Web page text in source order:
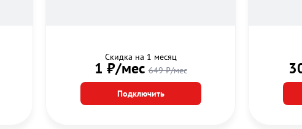
Скидка на 1 месяц
1 ₽/мес649 ₽/мес
Подключить